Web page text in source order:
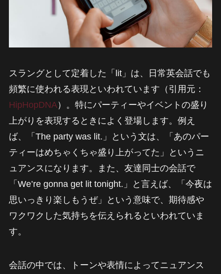
スラングとして定着した「lit」は、日常英会話でも
頻繁に使われる表現といわれています（引用元：
HipHopDNA）。特にパーティーやイベントの盛り
上がりを表現するときによく登場します。例え
ば、「The party was lit.」という文は、「あのパー
ティーはめちゃくちゃ盛り上がってた」というニ
ュアンスになります。また、友達同士の会話で
「We’re gonna get lit tonight.」と言えば、「今夜は
思いっきり楽しもうぜ」という意味で、期待感や
ワクワクした気持ちを伝えられるといわれていま
す。
会話の中では、トーンや表情によってニュアンス